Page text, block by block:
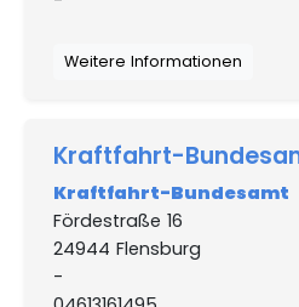
Weitere Informationen
Kraftfahrt-
Kraftfahrt-Bundesamt
Fördestraße 16
24944 Flensburg
-